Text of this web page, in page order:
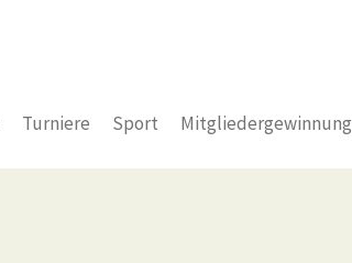
Turniere Sport Mitgliedergewinnung